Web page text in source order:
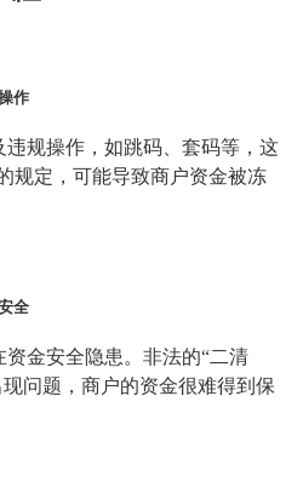
作
违规操作，如跳码、套码等，这
规定，可能导致商户资金被冻
全
资金安全隐患。非法的“二清
问题，商户的资金很难得到保